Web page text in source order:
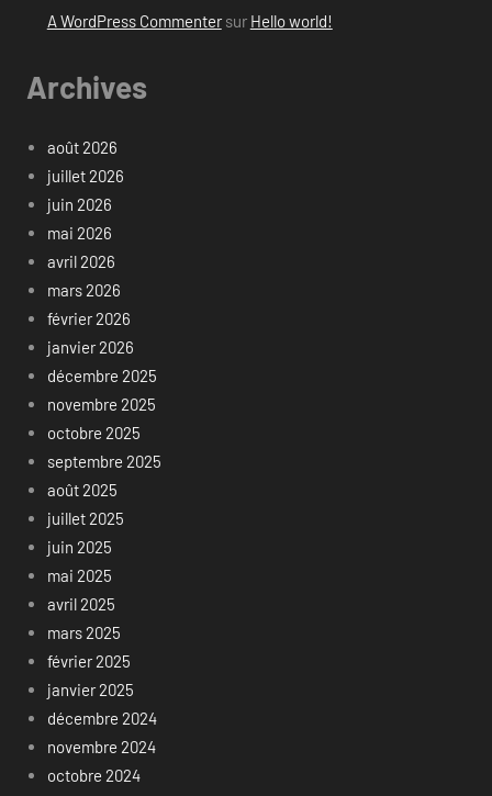
A WordPress Commentersur Hello world!
Archives
août 2026
juillet 2026
juin 2026
mai 2026
avril 2026
mars 2026
février 2026
janvier 2026
décembre 2025
novembre 2025
octobre 2025
septembre 2025
août 2025
juillet 2025
juin 2025
mai 2025
avril 2025
mars 2025
février 2025
janvier 2025
décembre 2024
novembre 2024
octobre 2024